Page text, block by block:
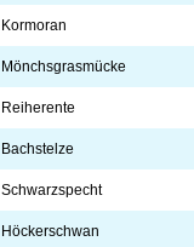
Kormoran
Mönchsgrasmücke
Reiherente
Bachstelze
Schwarzspecht
Höckerschwan